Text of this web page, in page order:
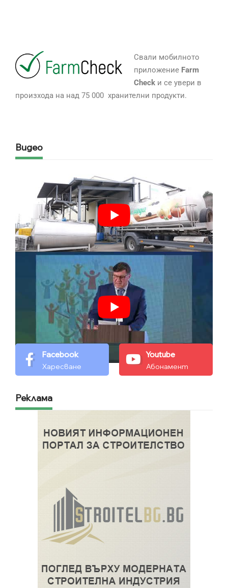
Свали мобилното
приложение Farm
Checkи се увери в
произхода на над 75 000 хранителни продукти.
Видео
Facebook
Харесване
Youtube
Абонамент
Реклама